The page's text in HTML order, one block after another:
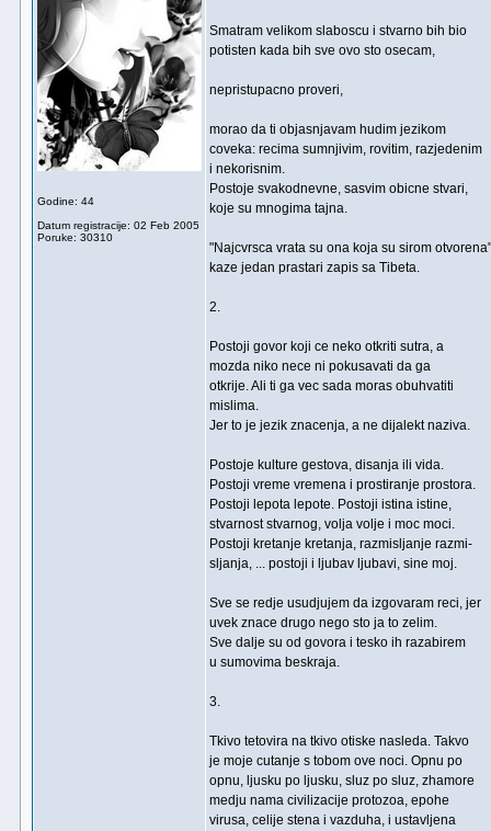
Godine: 44
Datum registracije: 02 Feb 2005
Poruke: 30310
Smatram velikom slaboscu i stvarno bih bio
potisten kada bih sve ovo sto osecam,
nepristupacno proveri,
morao da ti objasnjavam hudim jezikom
coveka: recima sumnjivim, rovitim, razjedenim
i nekorisnim.
Postoje svakodnevne, sasvim obicne stvari,
koje su mnogima tajna.
"Najcvrsca vrata su ona koja su sirom
kaze jedan prastari zapis sa Tibeta.
2.
Postoji govor koji ce neko otkriti sutra, a
mozda niko nece ni pokusavati da ga
otkrije. Ali ti ga vec sada moras obuhvatiti
mislima.
Jer to je jezik znacenja, a ne dijalekt naziva.
Postoje kulture gestova, disanja ili vida.
Postoji vreme vremena i prostiranje prostora.
Postoji lepota lepote. Postoji istina istine,
stvarnost stvarnog, volja volje i moc moci.
Postoji kretanje kretanja, razmisljanje razmi-
sljanja, ... postoji i ljubav ljubavi, sine moj.
Sve se redje usudjujem da izgovaram reci, jer
uvek znace drugo nego sto ja to zelim.
Sve dalje su od govora i tesko ih razabirem
u sumovima beskraja.
3.
Tkivo tetovira na tkivo otiske nasleda. Takvo
je moje cutanje s tobom ove noci. Opnu po
opnu, ljusku po ljusku, sluz po sluz, zhamore
medju nama civilizacije protozoa, epohe
virusa, celije stena i vazduha, i ustavljena